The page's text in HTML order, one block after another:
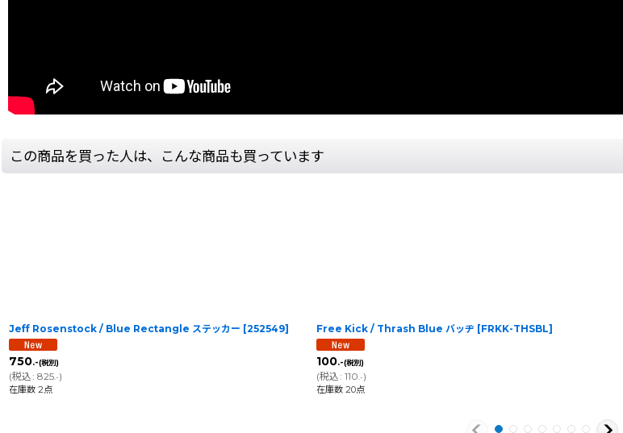
この商品を買った人は、こんな商品も買っています
Jeff Rosenstock / Blue Rectangle ステッカー [252549]
750.-(税別)
(税込: 825.-)
在庫数 2点
Free Kick / Thrash Blue バッヂ [FRKK-THSBL]
100.-(税別)
(税込: 110 .-)
在庫数 20点